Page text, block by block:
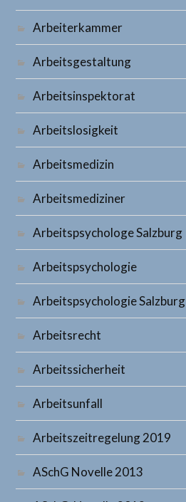
Arbeiterkammer
Arbeitsgestaltung
Arbeitsinspektorat
Arbeitslosigkeit
Arbeitsmedizin
Arbeitsmediziner
Arbeitspsychologe Salzburg
Arbeitspsychologie
Arbeitspsychologie Salzburg
Arbeitsrecht
Arbeitssicherheit
Arbeitsunfall
Arbeitszeitregelung 2019
ASchG Novelle 2013